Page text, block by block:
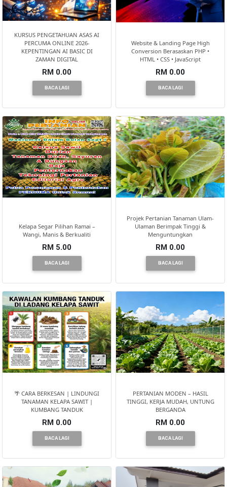
KURSUS PENGETAHUAN ASAS AI
PERCUMA ONLINE 2026-
KEPENTINGAN AI BASIC DI
ZAMAN DIGITAL
RM 0.00
BACA LAGI
Website & Landing Page High
Conversion Berasaskan PHP •
HTML • CSS • JavaScript
RM 0.00
BACA LAGI
Kelapa Segar Pilihan Ramai –
Wangi, Manis & Berkualiti
RM 5.00
BACA LAGI
Projek Pertanian Tanaman Ulam-
Ulaman Berimpak Tinggi &
Menguntungkan
RM 0.00
BACA LAGI
🌴 CARA BERKESAN | LINDUNGI
TANAMAN KELAPA SAWIT |
KUMBANG TANDUK
RM 0.00
BACA LAGI
PERTANIAN MODEN – HASIL
TINGGI, KERJA MUDAH, UNTUNG
BERGANDA
RM 0.00
BACA LAGI